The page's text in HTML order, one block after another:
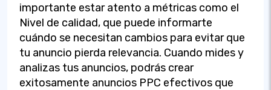
importante estar atento a métricas como el
Nivel de calidad, que puede informarte
cuándo se necesitan cambios para evitar que
tu anuncio pierda relevancia. Cuando mides y
analizas tus anuncios, podrás crear
exitosamente anuncios PPC efectivos que